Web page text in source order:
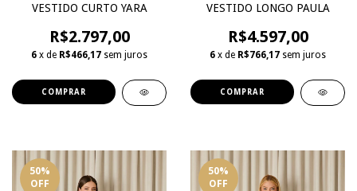
VESTIDO CURTO YARA
R$2.797,00
6 x de R$466,17 sem juros
COMPRAR
VESTIDO LONGO PAULA
R$4.597,00
6 x de R$766,17 sem juros
COMPRAR
50%
OFF
50%
OFF